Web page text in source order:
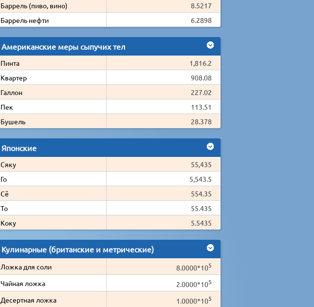
Баррель (пиво, вино)
8.5217
Баррель нефти
6.2898
Американские меры сыпучих тел
Пинта
1,816.2
Квартер
908.08
Галлон
227.02
Пек
113.51
Бушель
28.378
Японские
Сяку
55,435
Го
5,543.5
Сё
554.35
То
55.435
Коку
5.5435
Кулинарные (британские и метрические)
Ложка для соли 8.0000*105
Чайная ложка 2.0000*105
Десертная ложка 1.0000*105